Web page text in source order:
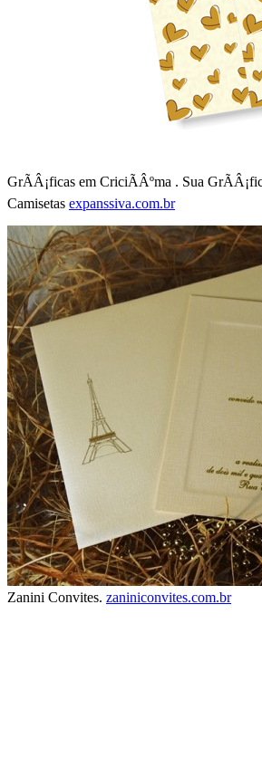
GrÃÂ¡ficas em CriciÃÂºma . Sua
Camisetas expanssiva.com.br
Zanini Convites. zaniniconvites.com.br